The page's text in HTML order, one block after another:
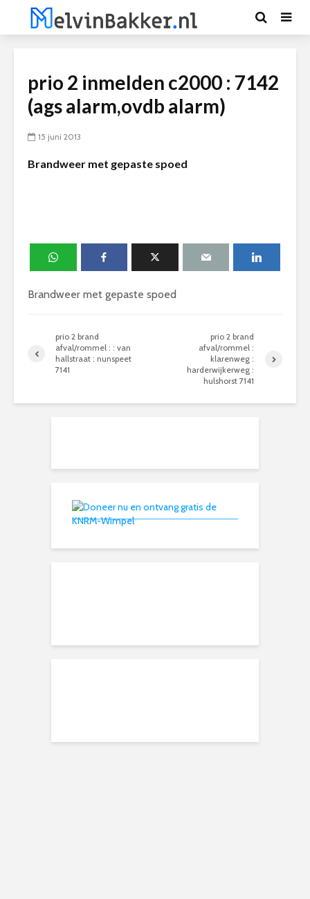
prio 2 inmelden c2000 : 7142
(ags alarm,ovdb alarm)
15 juni 2013
Brandweer met gepaste spoed
Brandweer met gepaste spoed
prio 2 brand
afval/rommel : : van
hallstraat : nunspeet
7141
prio 2 brand
afval/rommel :
klarenweg :
harderwijkerweg :
hulshorst 7141